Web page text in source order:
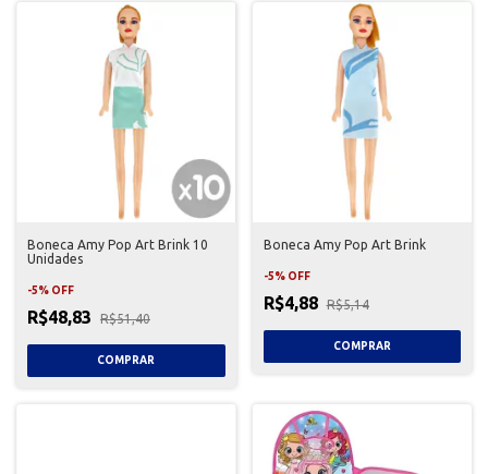
Boneca Amy Pop Art Brink 10
Unidades
-5% OFF
R$48,83 R$51,40
Boneca Amy Pop Art Brink
-5% OFF
R$4,88 R$5,14